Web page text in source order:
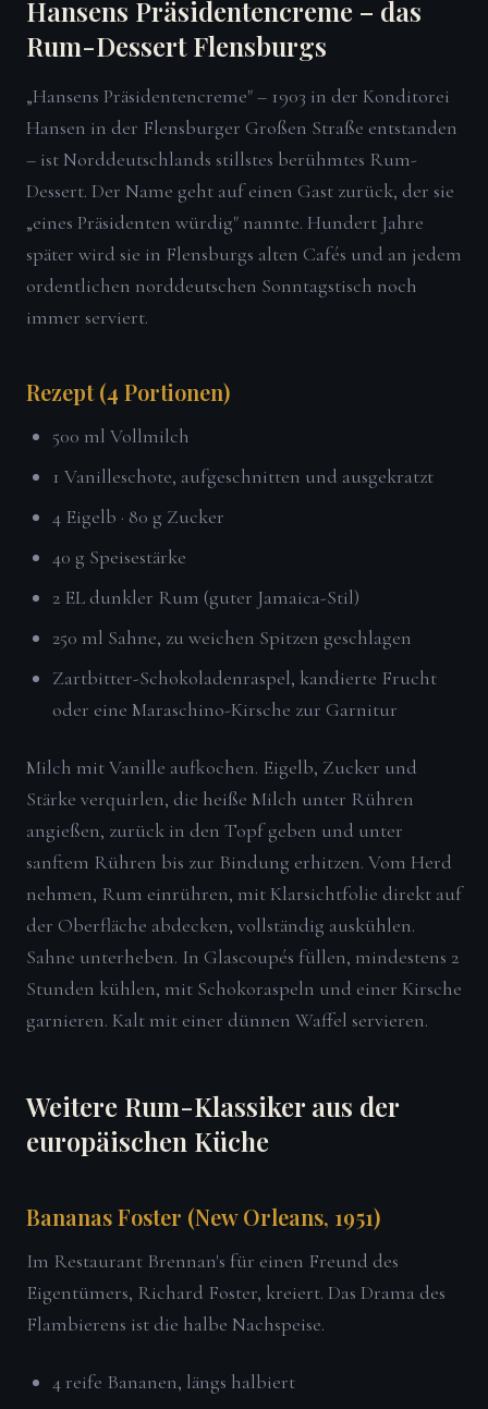
Hansens Präsidentencreme – das
Rum-Dessert Flensburgs
„Hansens Präsidentencreme" – 1903 in der Konditorei
Hansen in der Flensburger Großen Straße entstanden
– ist Norddeutschlands stillstes berühmtes Rum-
Dessert. Der Name geht auf einen Gast zurück, der sie
„eines Präsidenten würdig" nannte. Hundert Jahre
später wird sie in Flensburgs alten Cafés und an jedem
ordentlichen norddeutschen Sonntagstisch noch
immer serviert.
Rezept (4 Portionen)
500 ml Vollmilch
1 Vanilleschote, aufgeschnitten und ausgekratzt
4 Eigelb · 80 g Zucker
40 g Speisestärke
2 EL dunkler Rum (guter Jamaica-Stil)
250 ml Sahne, zu weichen Spitzen geschlagen
Zartbitter-Schokoladenraspel, kandierte Frucht
oder eine Maraschino-Kirsche zur Garnitur
Milch mit Vanille aufkochen. Eigelb, Zucker und
Stärke verquirlen, die heiße Milch unter Rühren
angießen, zurück in den Topf geben und unter
sanftem Rühren bis zur Bindung erhitzen. Vom Herd
nehmen, Rum einrühren, mit Klarsichtfolie direkt auf
der Oberfläche abdecken, vollständig auskühlen.
Sahne unterheben. In Glascoupés füllen, mindestens 2
Stunden kühlen, mit Schokoraspeln und einer Kirsche
garnieren. Kalt mit einer dünnen Waffel servieren.
Weitere Rum-Klassiker aus der
europäischen Küche
Bananas Foster (New Orleans, 1951)
Im Restaurant Brennan's für einen Freund des
Eigentümers, Richard Foster, kreiert. Das Drama des
Flambierens ist die halbe Nachspeise.
4 reife Bananen, längs halbiert